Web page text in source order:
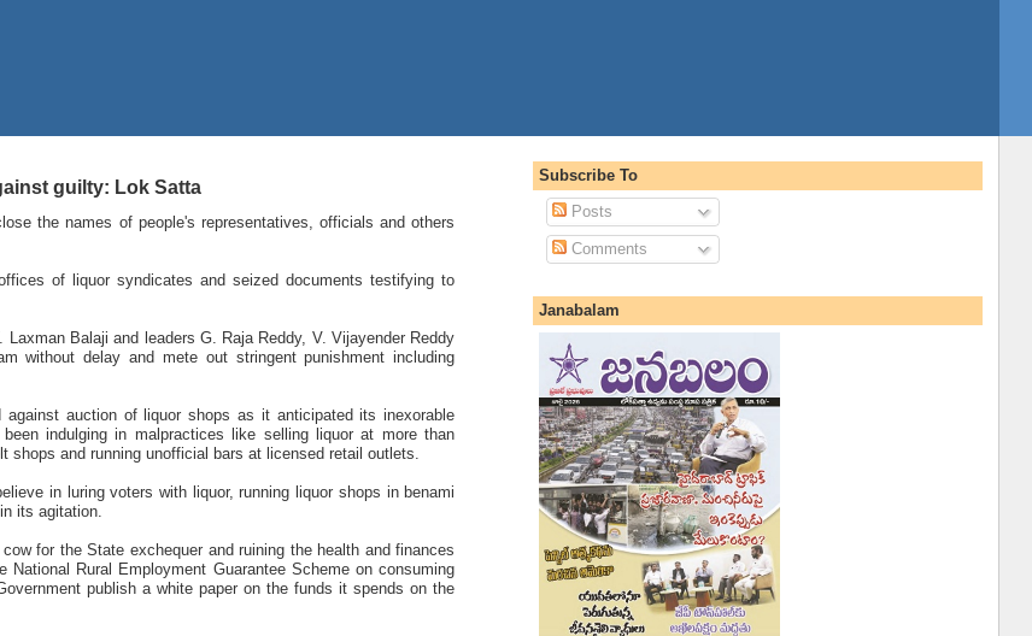
guilty: Lok Satta
the names of people's representatives, officials and others
of liquor syndicates and seized documents testifying to
Balaji and leaders G. Raja Reddy, V. Vijayender Reddy
without delay and mete out stringent punishment including
auction of liquor shops as it anticipated its inexorable
indulging in malpractices like selling liquor at more than
shops and running unofficial bars at licensed retail outlets.
in luring voters with liquor, running liquor shops in benami
its agitation.
for the State exchequer and ruining the health and finances
Rural Employment Guarantee Scheme on consuming
publish a white paper on the funds it spends on the
Subscribe To
Posts
Comments
Janabalam